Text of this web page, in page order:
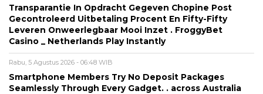
Transparantie In Opdracht Gegeven Chopine Post
Gecontroleerd Uitbetaling Procent En Fifty-Fifty
Leveren Onweerlegbaar Mooi Inzet . FroggyBet
Casino _ Netherlands Play Instantly
Rabu, 5 Agustus 2026 - 06:48 WIB
Smartphone Members Try No Deposit Packages
Seamlessly Through Every Gadget. . across Australia